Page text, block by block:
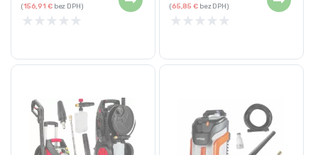
(156,91 €bez DPH)
★ ★ ★ ★ ★
(65,85€bez DPH)
★ ★ ★ ★ ★